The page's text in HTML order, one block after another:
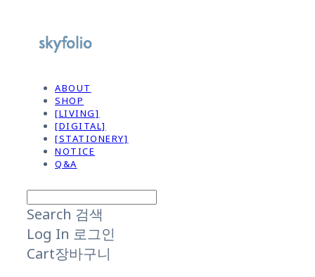
ABOUT
SHOP
[LIVING]
[DIGITAL]
[STATIONERY]
NOTICE
Q&A
Search 검색
Log In 로그인
Cart장바구니